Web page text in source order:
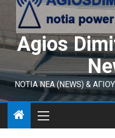
Agios
ΝΟΤΙΑ ΝΕΑ (NEWS) &